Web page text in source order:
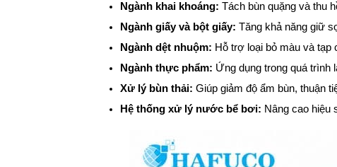
Ngành khai khoáng: Tách bùn quặng và thu
Ngành giấy và bột giấy: Tăng khả năng giữ
Ngành dệt nhuộm: Hỗ trợ loại bỏ màu và tạp
Ngành thực phẩm: Ứng dụng trong quá trình
Xử lý bùn thải: Giúp giảm độ ẩm bùn, thuận
Hệ thống xử lý nước bể bơi: Nâng cao hiệu